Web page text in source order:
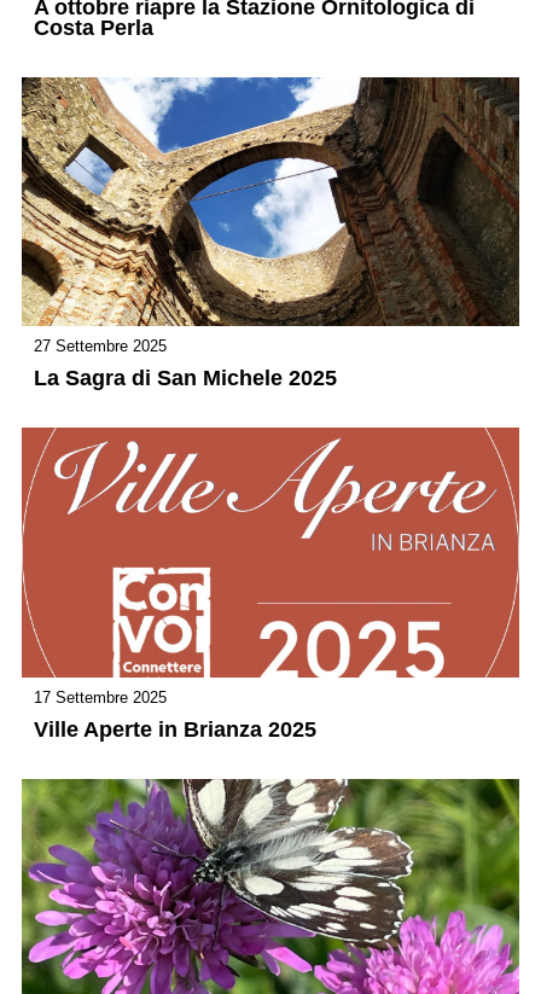
A ottobre riapre la Stazione Ornitologica di
Costa Perla
27 Settembre 2025
La Sagra di San Michele 2025
17 Settembre 2025
Ville Aperte in Brianza 2025